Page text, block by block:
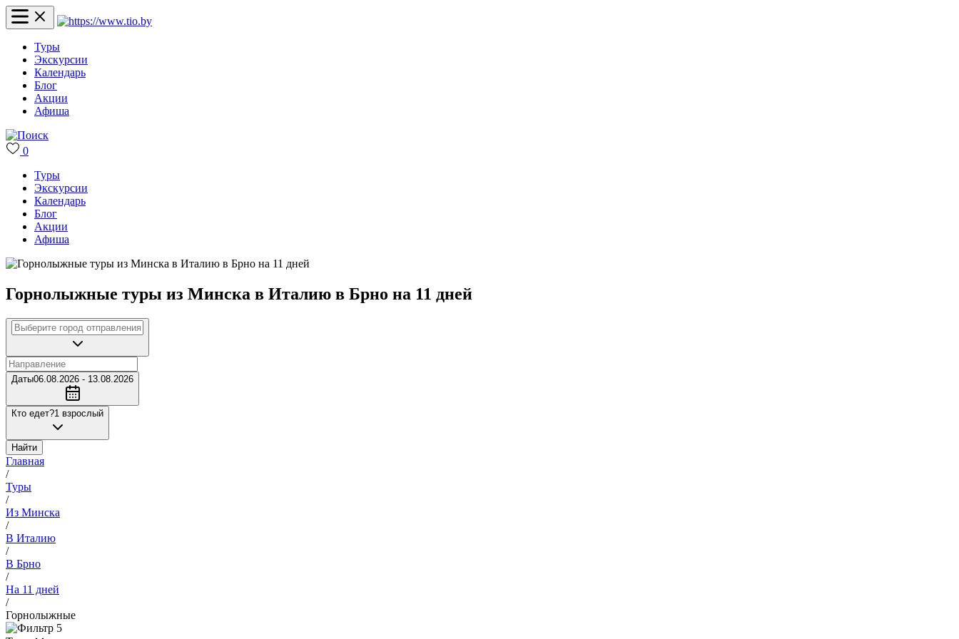
Туры
Экскурсии
Календарь
Блог
Акции
Афиша
0
Туры
Экскурсии
Календарь
Блог
Акции
Афиша
Горнолыжные туры из Минска в Италию в Брно на 11 дней
Даты06.08.2026 - 13.08.2026
Кто едет?1 взрослый
Найти
Главная
/
Туры
/
Из Минска
/
В Италию
/
В Брно
/
На 11 дней
/
Горнолыжные
5